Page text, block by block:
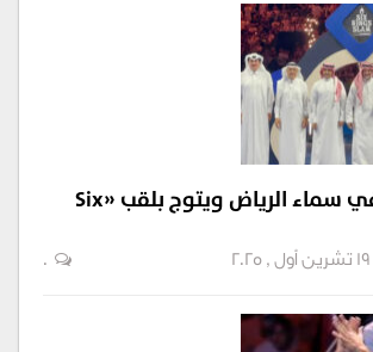
سينر يسطع في سماء الرياض ويتوج بلقب «Six
19 تشرين أول , 2025 0